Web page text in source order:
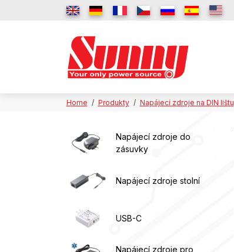
Home Produkty Napájecí zdroje na DIN lištu
Napájecí zdroje do
zásuvky
Napájecí zdroje stolní
USB-C
Napájecí zdroje pro